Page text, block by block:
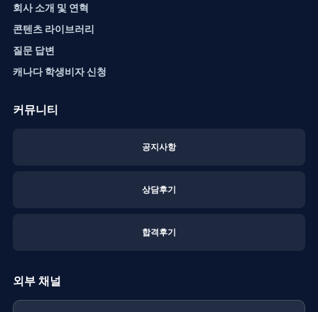
회사 소개 및 연혁
콘텐츠 라이브러리
질문 답변
캐나다 학생비자 신청
커뮤니티
공지사항
상담후기
합격후기
외부 채널